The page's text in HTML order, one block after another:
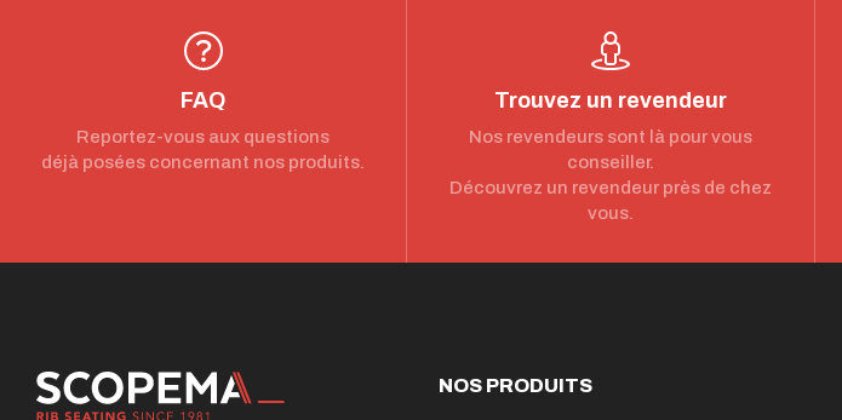
FAQ
Reportez-vous aux questions
déjà posées concernant nos produits.
Trouvez un revendeur
Nos revendeurs sont là pour vous
conseiller.
Découvrez un revendeur près de chez
vous.
NOS PRODUITS